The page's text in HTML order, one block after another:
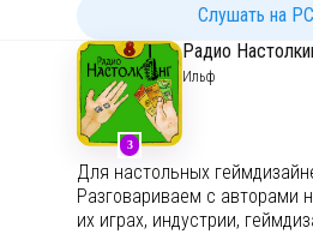
https://t.me/adelmarketpro
По всем вопросам: https://
четырьмя страшными
Вы побываете на первой
России, окунетесь в
даже пообщаетесь с
для того, чтобы в конце
кто стоит за DVAR.
Вся информация из
открытых источниках.
Слушать на
3
Радио
Ильф
Для настольных
Разговариваем с авторами
их играх, индустрии,